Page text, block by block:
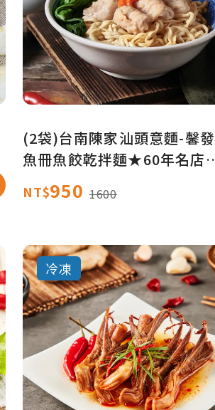
(2袋)台南陳家汕頭意麵-馨
魚冊魚餃乾拌麵★60年名店
★【產地直送免運】
NT$950 1600
冷凍